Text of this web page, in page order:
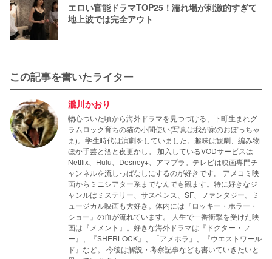
エロい官能ドラマTOP25！濡れ場が刺激的すぎて
地上波では完全アウト
この記事を書いたライター
瀧川かおり
物心ついた頃から海外ドラマを見つづける、下町生まれグ
ラムロック育ちの猫の小間使い(写真は我が家のおぼっちゃ
ま)。学生時代は演劇をしていました。趣味は観劇、編み物
ほか手芸と酒と夜更かし。 加入しているVODサービスは
Netflix、Hulu、Desney+、アマプラ。テレビは映画専門チ
ャンネルを流しっぱなしにするのが好きです。 アメコミ映
画からミニシアター系までなんでも観ます。特に好きなジ
ャンルはミステリー、サスペンス、SF、ファンタジー。ミ
ュージカル映画も大好き。体内には『ロッキー・ホラー・
ショー』の血が流れています。 人生で一番衝撃を受けた映
画は『メメント』。好きな海外ドラマは『ドクター・フ
ー』、『SHERLOCK』、「アメホラ」、『ウエストワール
ド』など。 今後は解説・考察記事なども書いていきたいと